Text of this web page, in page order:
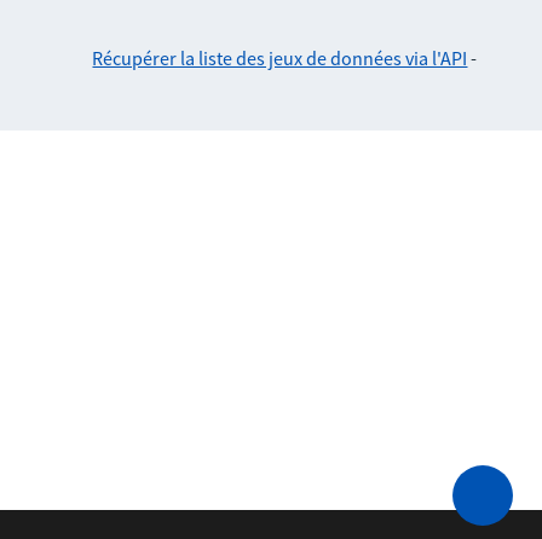
Récupérer la liste des jeux de données via l'API -